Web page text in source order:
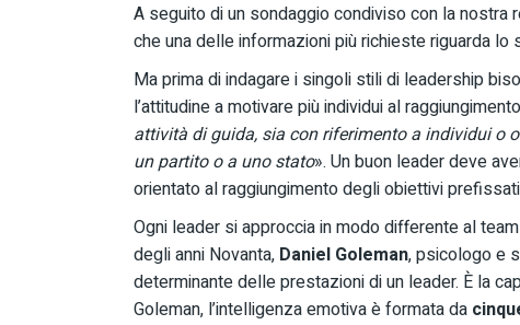
A seguito di un sondaggio condiviso con la nostra
che una delle informazioni più richieste riguarda
Ma prima di indagare i singoli stili di leadership
l’attitudine a motivare più individui al
attività di guida, sia con riferimento a individui o
un partito o a uno stato». Un buon leader deve
orientato al raggiungimento degli obiettivi
Ogni leader si approccia in modo differente al
degli anni Novanta, Daniel Goleman, psicologo e
determinante delle prestazioni di un leader. È la
Goleman, l’intelligenza emotiva è formata da